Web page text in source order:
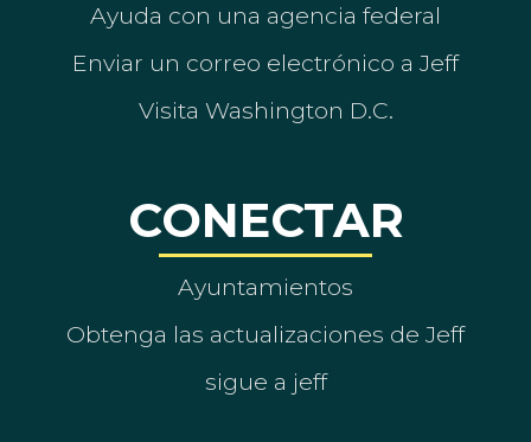
Ayuda con una agencia federal
Enviar un correo electrónico a Jeff
Visita Washington D.C.
CONECTAR
Ayuntamientos
Obtenga las actualizaciones de Jeff
sigue a jeff